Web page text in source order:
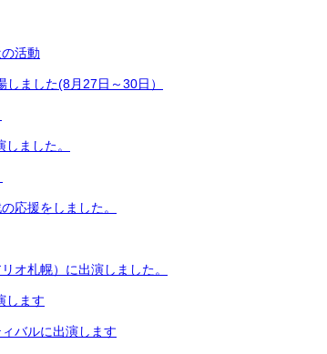
活動
しました(8月27日～30日）
ました。
応援をしました。
オ札幌）に出演しました。
します
バルに出演します